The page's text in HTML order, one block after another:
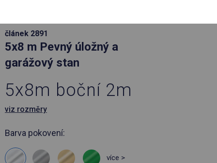
článek 2891
5x8 m Pevný úložný a
garážový stan
5x8m boční 2m
viz rozměry
Barva pokovení:
více >